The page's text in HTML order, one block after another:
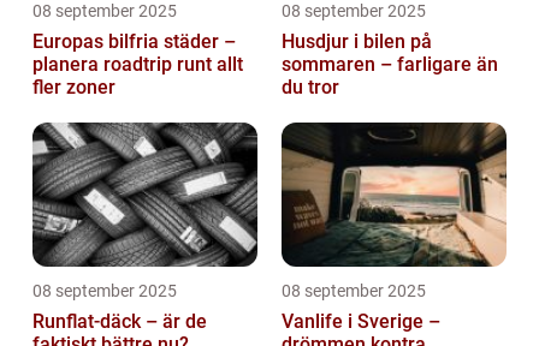
08 september 2025
Europas bilfria städer –
planera roadtrip runt allt
fler zoner
08 september 2025
Husdjur i bilen på
sommaren – farligare än
du tror
08 september 2025
Runflat-däck – är de
08 september 2025
Vanlife i Sverige –